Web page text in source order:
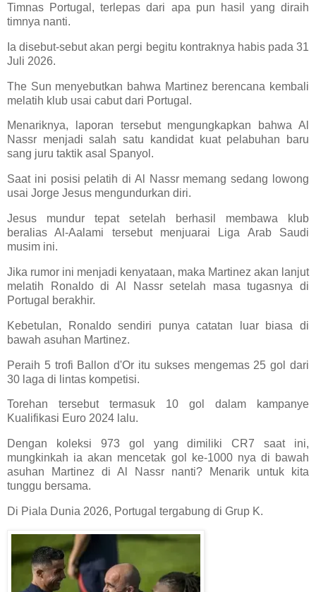
Timnas Portugal, terlepas dari apa pun hasil yang diraih
timnya nanti.
Ia disebut-sebut akan pergi begitu kontraknya habis pada 31
Juli 2026.
The Sun menyebutkan bahwa Martinez berencana kembali
melatih klub usai cabut dari Portugal.
Menariknya, laporan tersebut mengungkapkan bahwa Al
Nassr menjadi salah satu kandidat kuat pelabuhan baru
sang juru taktik asal Spanyol.
Saat ini posisi pelatih di Al Nassr memang sedang lowong
usai Jorge Jesus mengundurkan diri.
Jesus mundur tepat setelah berhasil membawa klub
beralias Al-Aalami tersebut menjuarai Liga Arab Saudi
musim ini.
Jika rumor ini menjadi kenyataan, maka Martinez akan lanjut
melatih Ronaldo di Al Nassr setelah masa tugasnya di
Portugal berakhir.
Kebetulan, Ronaldo sendiri punya catatan luar biasa di
bawah asuhan Martinez.
Peraih 5 trofi Ballon d'Or itu sukses mengemas 25 gol dari
30 laga di lintas kompetisi.
Torehan tersebut termasuk 10 gol dalam kampanye
Kualifikasi Euro 2024 lalu.
Dengan koleksi 973 gol yang dimiliki CR7 saat ini,
mungkinkah ia akan mencetak gol ke-1000 nya di bawah
asuhan Martinez di Al Nassr nanti? Menarik untuk kita
tunggu bersama.
Di Piala Dunia 2026, Portugal tergabung di Grup K.